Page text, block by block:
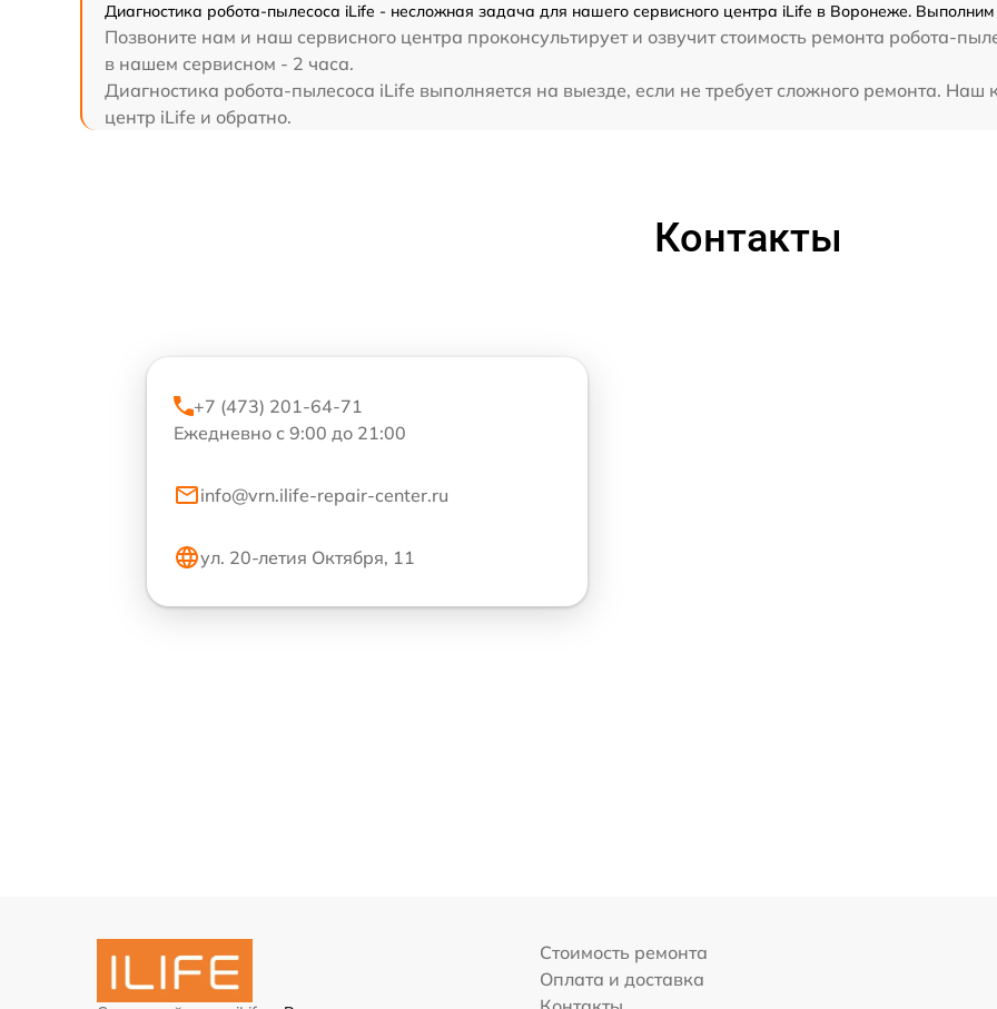
Диагностика робота-пылесоса iLife - несложная задача для нашего сервисного центра iLife в Воронеже. Выполним
Позвоните нам и наш сервисного центра проконсультирует и озвучит стоимость ремонта робота-
в нашем сервисном - 2 часа.
Диагностика робота-пылесоса iLife выполняется на выезде, если не требует сложного ремонта. Наш
центр iLife и обратно.
Контакты
+7 (473) 201-64-71
Ежедневно с 9:00 до 21:00
info@vrn.ilife-repair-center.ru
ул. 20-летия Октября, 11
Стоимость ремонта
Оплата и доставка